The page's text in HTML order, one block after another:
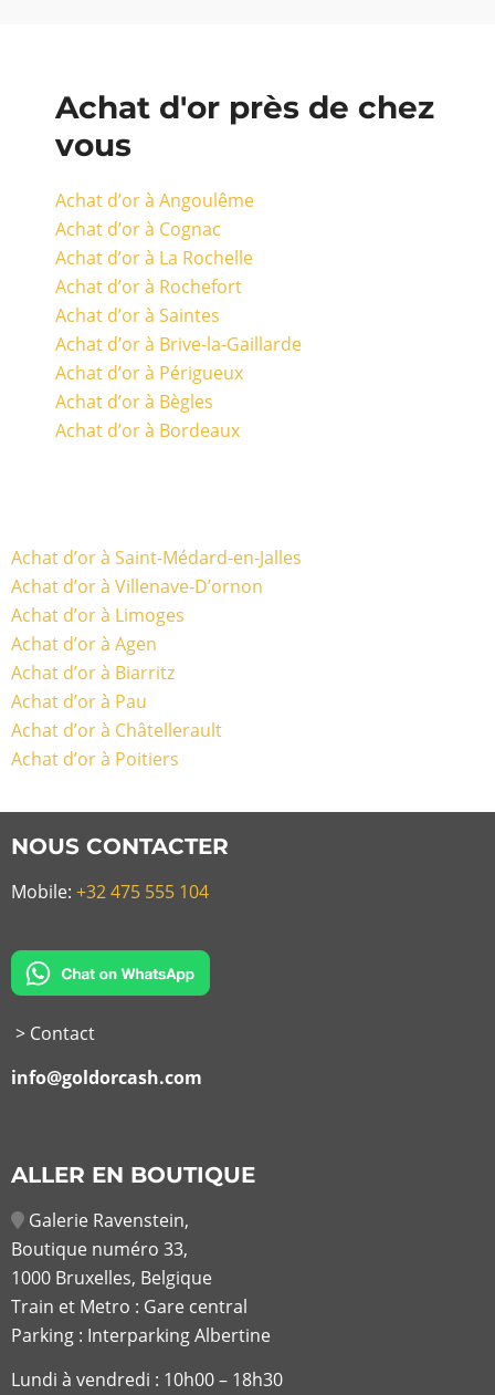
Achat d'or près de chez
vous
Achat d’or à Angoulême
Achat d’or à Cognac
Achat d’or à La Rochelle
Achat d’or à Rochefort
Achat d’or à Saintes
Achat d’or à Brive-la-Gaillarde
Achat d’or à Périgueux
Achat d’or à Bègles
Achat d’or à Bordeaux
Achat d’or à Saint-Médard-en-Jalles
Achat d’or à Villenave-D’ornon
Achat d’or à Limoges
Achat d’or à Agen
Achat d’or à Biarritz
Achat d’or à Pau
Achat d’or à Châtellerault
Achat d’or à Poitiers
NOUS CONTACTER
Mobile: +32 475 555 104
> Contact
info@goldorcash.com
ALLER EN BOUTIQUE
Galerie Ravenstein,
Boutique numéro 33,
1000 Bruxelles, Belgique
Train et Metro : Gare central
Parking : Interparking Albertine
Lundi à vendredi : 10h00 – 18h30